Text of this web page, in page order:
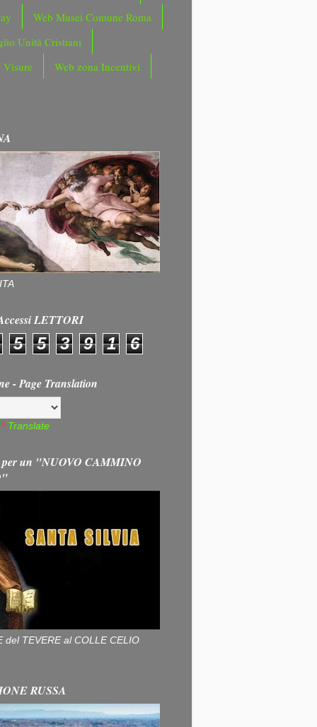
Web Musei Comune Roma
Unità Cristiani
Visure
Web zona Incentivi
LETTORI
5 5 3 9 1 6
- Page Translation
Translate
per un "NUOVO CAMMINO
del TEVERE al COLLE CELIO
RUSSA